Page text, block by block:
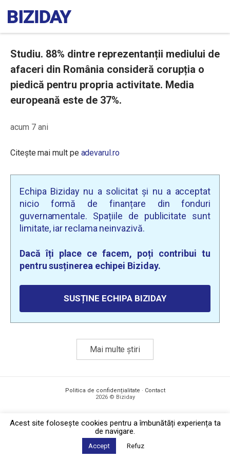
Studiu. 88% dintre reprezentanții mediului de
afaceri din România consideră corupția o
piedică pentru propria activitate. Media
europeană este de 37%.
acum 7 ani
Citește mai mult pe adevarul.ro
Echipa Biziday nu a solicitat și nu a acceptat
nicio formă de finanțare din fonduri
guvernamentale. Spațiile de publicitate sunt
limitate, iar reclama neinvazivă.
Dacă îți place ce facem, poți contribui tu
pentru susținerea echipei Biziday.
SUSȚINE ECHIPA BIZIDAY
Mai multe știri
Politica de confidențialitate · Contact
2026 © Biziday
Acest site foloseşte cookies pentru a îmbunătăți experiența ta
de navigare.
Accept Refuz